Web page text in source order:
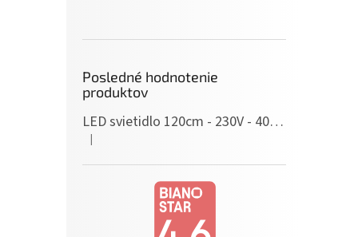
Posledné hodnotenie
produktov
LED svietidlo 120cm - 230V - 40W - IP20 - neutrálna biela
Hodnotenie produktu je 5 z 5 hviezdičiek.
|